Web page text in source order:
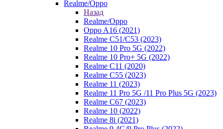
Realme/Oppo
Назад
Realme/Oppo
Oppo A16 (2021)
Realme C51/C53 (2023)
Realme 10 Pro 5G (2022)
Realme 10 Pro+ 5G (2022)
Realme C11 (2020)
Realme C55 (2023)
Realme 11 (2023)
Realme 11 Pro 5G /11 Pro Plus 5G (2023)
Realme C67 (2023)
Realme 10 (2022)
Realme 8i (2021)